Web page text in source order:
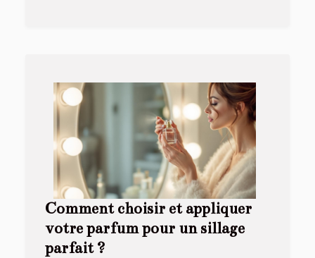
Comment choisir et appliquer
votre parfum pour un sillage
parfait ?